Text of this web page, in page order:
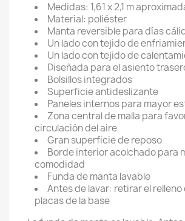
Medidas: 1,61 x 2,1 m
Material: poliéster
Manta reversible para días
Un lado con tejido de
Un lado con tejido de
Diseñada para el asiento
Bolsillos integrados
Superficie antideslizante
Paneles internos para mayor
Zona central de malla para
circulación del aire
Gran superficie de reposo
Borde interior acolchado para
comodidad
Funda de manta lavable
Antes de lavar: retirar el relleno
placas de la base